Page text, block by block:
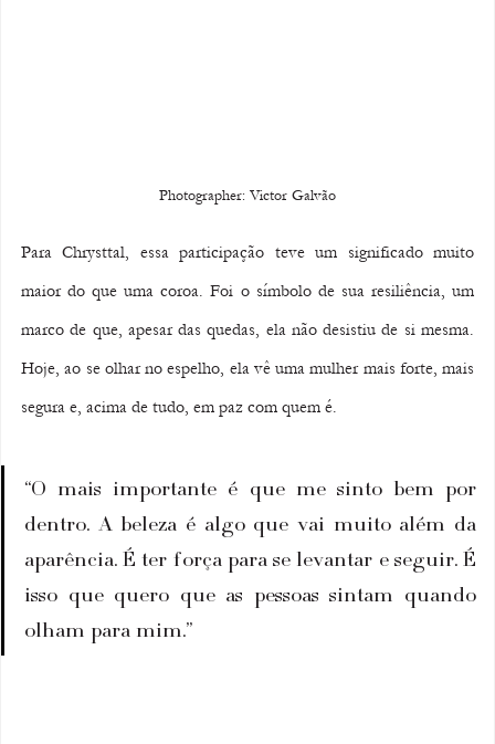
Photographer: Victor Galvão
Para Chrysttal, essa participação teve um significado muito
maior do que uma coroa. Foi o símbolo de sua resiliência, um
marco de que, apesar das quedas, ela não desistiu de si mesma.
Hoje, ao se olhar no espelho, ela vê uma mulher mais forte, mais
segura e, acima de tudo, em paz com quem é.
“O mais importante é que me sinto bem por
dentro. A beleza é algo que vai muito além da
aparência. É ter força para se levantar e seguir. É
isso que quero que as pessoas sintam quando
olham para mim.”